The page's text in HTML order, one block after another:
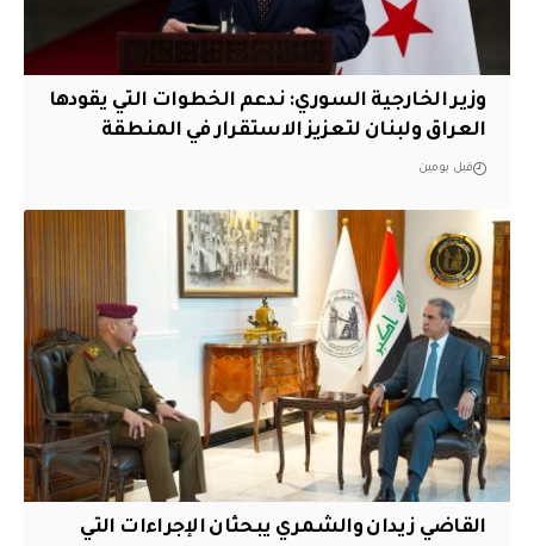
وزير الخارجية السوري: ندعم الخطوات التي يقودها
العراق ولبنان لتعزيز الاستقرار في المنطقة
قبل يومين
القاضي زيدان والشمري يبحثان الإجراءات التي